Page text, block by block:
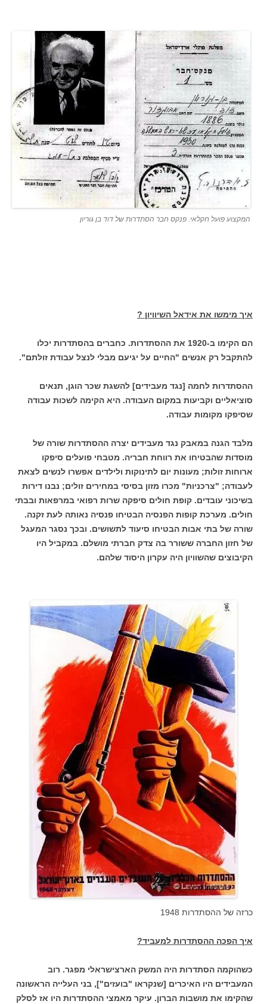
המקצוע פועל חקלאי. פנקס חבר הסתדרות של דוד בן גוריון
איך מימשו את אידאל השיוויון ?
הם הקימו ב-1920 את ההסתדרות. כחברים בהסתדרות יכלו
להתקבל רק אנשים "החיים על יגיעם מבלי לנצל עבודת זולתם".
ההסתדרות לחמה [נגד מעבידים] להשגת שכר הוגן, תנאים
סוציאליים וקביעות במקום העבודה. היא הקימה לשכות עבודה
שסיפקו מקומות עבודה.
מלבד הגנה במאבק נגד מעבידים יצרה ההסתדרות שורה של
מוסדות שהבטיחו את רווחת חבריה. מטבחי פועלים סיפקו
ארוחות זולות; מעונות יום לתינוקות ולילדים אפשרו לנשים לצאת
לעבודה; "צרכניות" מכרו מזון בסיסי במחירים זולים; נבנו דירות
בשיכוני עובדים. קופת חולים סיפקה שרות רפואי במרפאות ובבתי
חולים. מערכת קופות הפנסיה הבטיחו פנסיה נאותה לעת זקנה.
שורה של בתי אבות הבטיחו סיעוד לתשושים. ובכך נסגר המעגל
של חזון החברה ששורר בה צדק חברתי מושלם. במקביל היו
הקיבוצים שהשוויון היה עקרון היסוד שלהם.
כרזה של ההסתדרות 1948
איך הפכה ההסתדרות למעביד?
כשהוקמה הסתדרות היה המשק הארצישראלי מפגר. רוב
המעבידים היו האיכרים [שנקראו "בועזים"], בני העלייה הראשונה
שהקימו את מושבות הברון. עיקר מאמצי ההסתדרות היו אז לסלק